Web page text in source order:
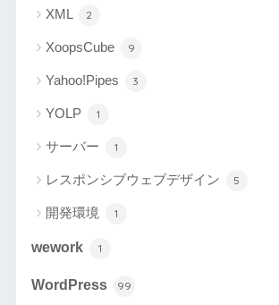
XML 2
XoopsCube 9
Yahoo!Pipes 3
YOLP 1
サーバー 1
レスポンシブウェブデザイン 5
開発環境 1
wework 1
WordPress 99